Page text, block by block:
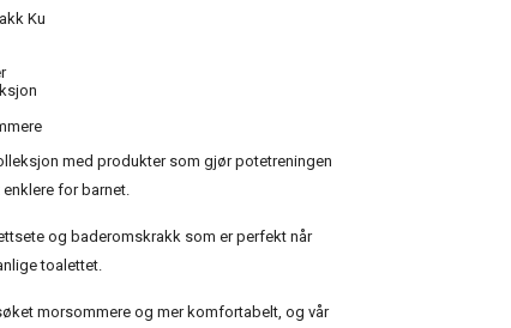
Ku
med produkter som gjør potetreningen
for barnet.
og baderomskrakk som er perfekt når
toalettet.
morsommere og mer komfortabelt, og vår